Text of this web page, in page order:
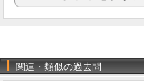
関連・類似の過去問